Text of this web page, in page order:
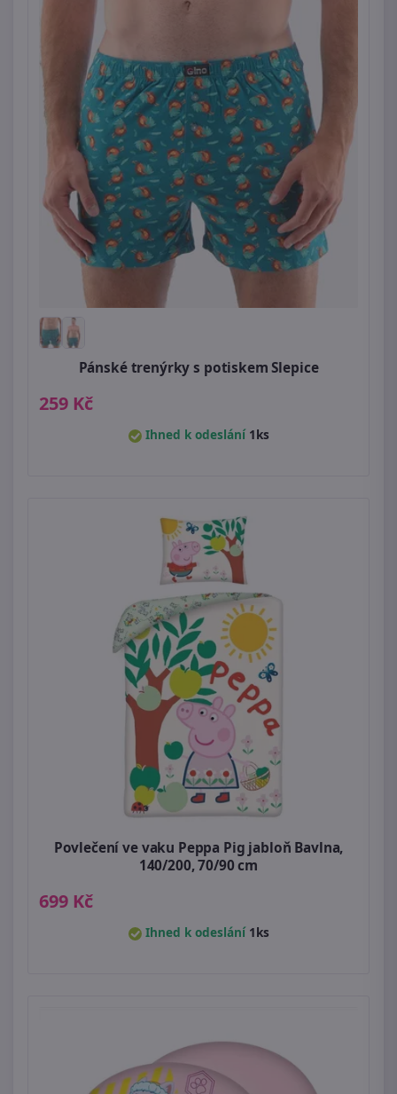
Pánské trenýrky s potiskem Slepice
259 Kč
Ihned k odeslání 1ks
Povlečení ve vaku Peppa Pig jabloň Bavlna,
140/200, 70/90 cm
699 Kč
Ihned k odeslání 1ks